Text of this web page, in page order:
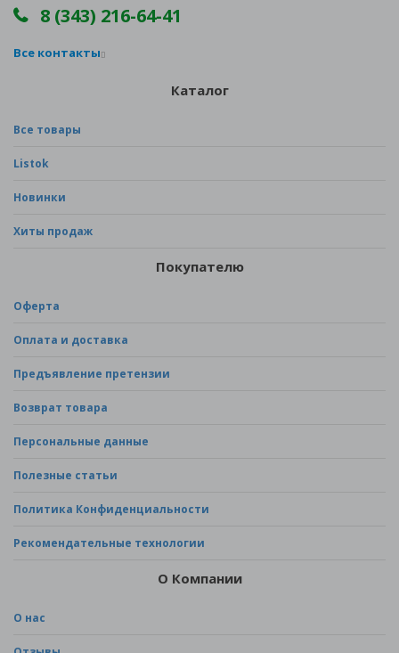
8 (343) 216-64-41
Все контакты
Каталог
Все товары
Listok
Новинки
Хиты продаж
Покупателю
Оферта
Оплата и доставка
Предъявление претензии
Возврат товара
Персональные данные
Полезные статьи
Политика Конфиденциальности
Рекомендательные технологии
О Компании
О нас